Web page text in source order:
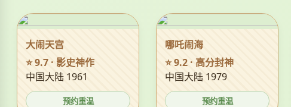
大闹天宫
⭐ 9.7 · 影史神作
中国大陆 1961
预约重温
哪吒闹海
⭐ 9.2 · 高分封神
中国大陆 1979
预约重温